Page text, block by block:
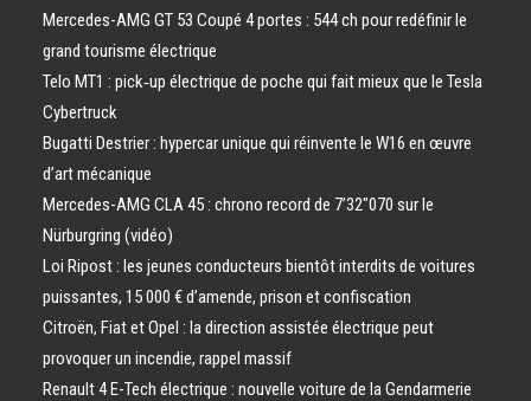
Mercedes-AMG GT 53 Coupé 4 portes : 544 ch pour redéfinir le
grand tourisme électrique
Telo MT1 : pick‑up électrique de poche qui fait mieux que le Tesla
Cybertruck
Bugatti Destrier : hypercar unique qui réinvente le W16 en œuvre
d’art mécanique
Mercedes-AMG CLA 45 : chrono record de 7’32″070 sur le
Nürburgring (vidéo)
Loi Ripost : les jeunes conducteurs bientôt interdits de voitures
puissantes, 15 000 € d’amende, prison et confiscation
Citroën, Fiat et Opel : la direction assistée électrique peut
provoquer un incendie, rappel massif
Renault 4 E-Tech électrique : nouvelle voiture de la Gendarmerie